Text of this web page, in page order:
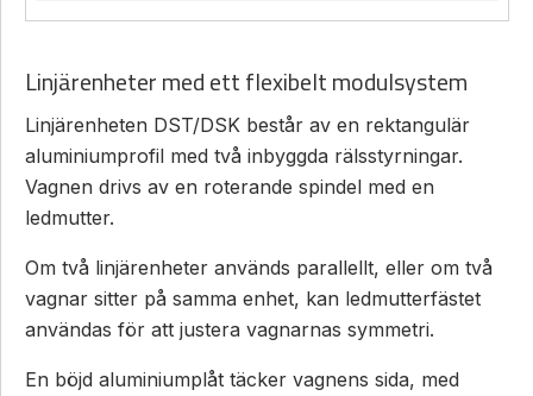
Linjärenheter med ett flexibelt modulsystem
Linjärenheten DST/DSK består av en rektangulär
aluminiumprofil med två inbyggda rälsstyrningar.
Vagnen drivs av en roterande spindel med en
ledmutter.
Om två linjärenheter används parallellt, eller om två
vagnar sitter på samma enhet, kan ledmutterfästet
användas för att justera vagnarnas symmetri.
En böjd aluminiumplåt täcker vagnens sida, med